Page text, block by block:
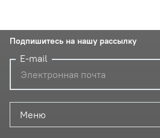
Меню
Подпишитесь на нашу рассылку
E-mail